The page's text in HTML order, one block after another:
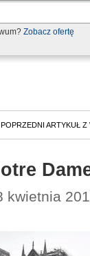
Zobacz ofertę
POPRZEDNI ARTYKUŁ Z
kwietnia